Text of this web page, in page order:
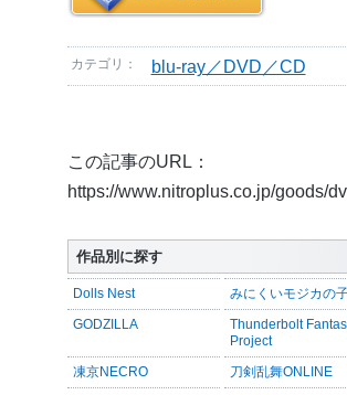
カテゴリ： blu-ray／DVD／CD
この記事のURL：
https://www.nitroplus.co.jp/goods/
作品別に探す
Dolls Nest みにくいモジカの
GODZILLA
Thunderbolt
Project
凍京NECRO 刀剣乱舞ONLINE